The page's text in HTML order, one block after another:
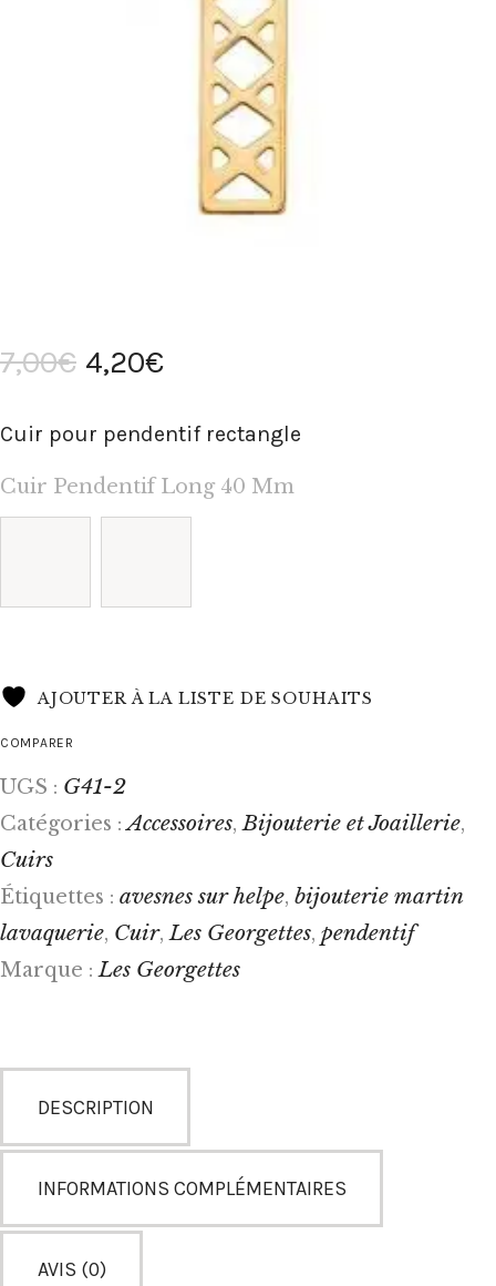
7,00€ 4,20€
Cuir pour pendentif rectangle
Cuir Pendentif Long 40 Mm
AJOUTER À LA LISTE DE SOUHAITS
COMPARER
UGS : G41-2
Catégories :Accessoires,Bijouterie et Joaillerie,
Cuirs
Étiquettes : avesnes sur helpe, bijouterie martin
lavaquerie, Cuir,Les Georgettes, pendentif
Marque :Les Georgettes
DESCRIPTION
INFORMATIONS COMPLÉMENTAIRES
AVIS (0)